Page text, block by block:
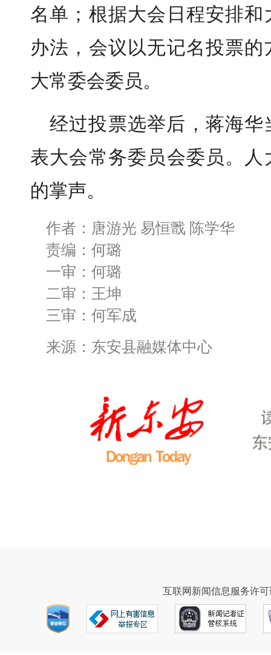
名单；根据大会日程安排
办法，会议以无记名投票
大常委会委员。
经过投票选举后，蒋海
表大会常务委员会委员。
的掌声。
作者：唐游光 易恒戬 陈学华
责编：何璐
一审：何璐
二审：王坤
三审：何军成
来源：东安县融媒体中心
互联网新闻信息服务许可